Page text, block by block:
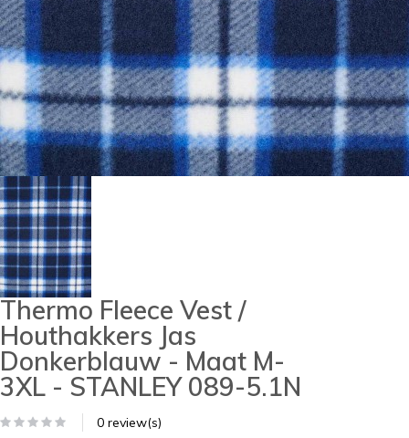
Thermo Fleece Vest /
Houthakkers Jas
Donkerblauw - Maat M-
3XL - STANLEY 089-5.1N
0 review(s)